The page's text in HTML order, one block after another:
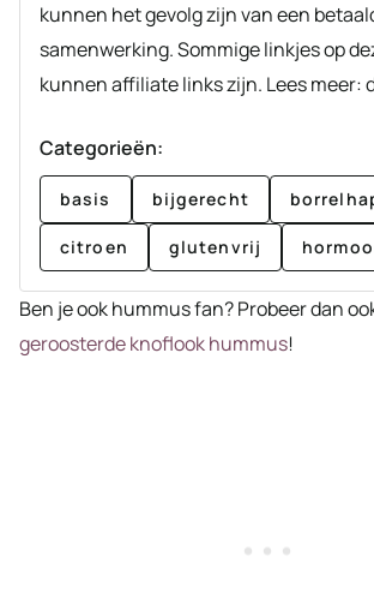
kunnen het gevolg zijn van een
samenwerking. Sommige linkjes op
kunnen affiliate links zijn. Lees meer:
Categorieën:
basis bijgerecht
citroen glutenvrij
Ben je ook hummus fan? Probeer dan
geroosterde knoflook hummus!